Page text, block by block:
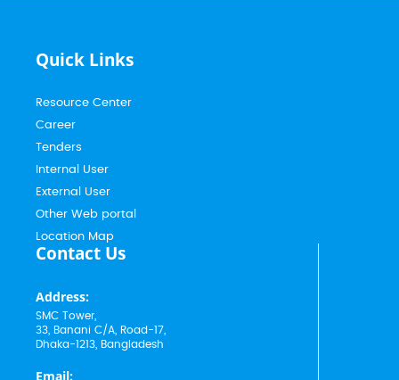
Quick Links
Resource Center
Career
Tenders
Internal User
External User
Other Web portal
Location Map
Contact Us
Address:
SMC Tower,
33, Banani C/A, Road-17,
Dhaka-1213, Bangladesh
Email: